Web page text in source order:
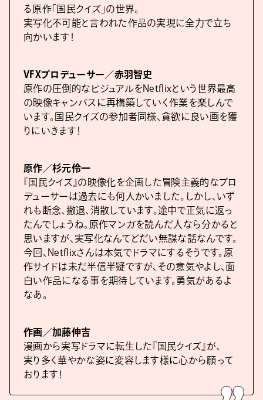
る原作「国民クイズ」の世界。
実写化不可能と言われた作品の実現に全力で立ち
向かいます！
VFXプロデューサー／赤羽智史
原作の圧倒的なビジュアルをNetflixという世界最高
の映像キャンバスに再構築していく作業を楽しんで
います。国民クイズの参加者同様、貪欲に良い画を獲
りにいきます！
原作／杉元伶一
『国民クイズ』の映像化を企画した冒険主義的なプロ
デューサーは過去にも何人かいました。しかし、いず
れも断念、撤退、消散しています。途中で正気に返っ
たんでしょうね。原作マンガを読んだ人なら分かると
思いますが、実写化なんてどだい無謀な話なんです。
今回、Netflixさんは本気でドラマにするそうです。原
作サイドは未だ半信半疑ですが、その意気やよし、面
白い作品になる事を期待しています。勇気があるよ
なあ。
作画／加藤伸吉
漫画から実写ドラマに転生した『国民クイズ』が、
実り多く華やかな姿に変容します様に心から願って
おります！